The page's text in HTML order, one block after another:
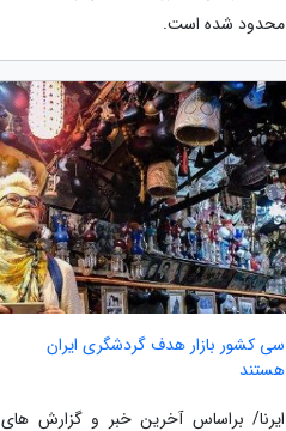
محدود شده است.
سی کشور بازار هدف گردشگری ایران
هستند
ایرنا/ براساس آخرین خبر و گزارش های